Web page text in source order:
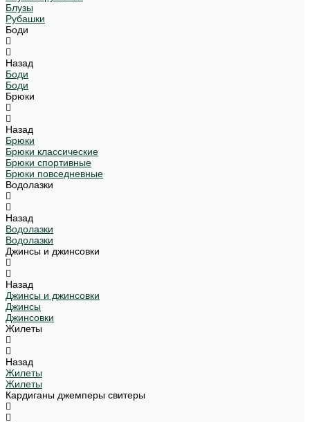
Блузы
Рубашки
Боди
Назад
Боди
Боди
Брюки
Назад
Брюки
Брюки классические
Брюки спортивные
Брюки повседневные
Водолазки
Назад
Водолазки
Водолазки
Джинсы и джинсовки
Назад
Джинсы и джинсовки
Джинсы
Джинсовки
Жилеты
Назад
Жилеты
Жилеты
Кардиганы джемперы свитеры